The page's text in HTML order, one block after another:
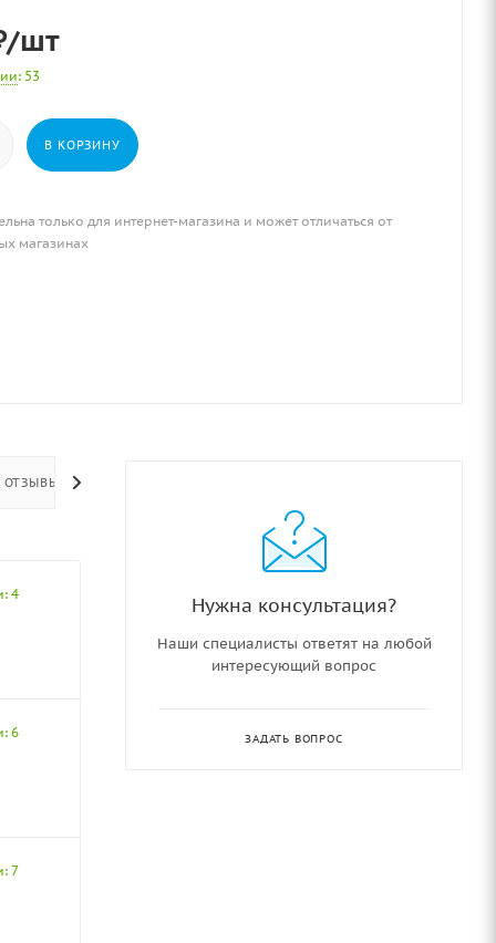
/шт
: 53
В КОРЗИНУ
только для интернет-магазина и может отличаться от
магазинах
ОТЗЫВЫ
4
6
7
Нужна консультация?
Наши специалисты ответят на любой
интересующий вопрос
ЗАДАТЬ ВОПРОС